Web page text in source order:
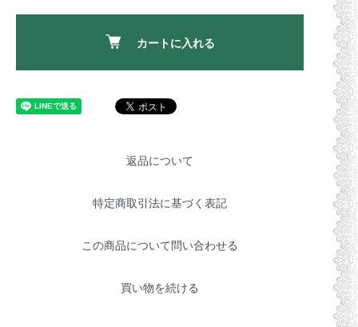
カートに入れる
返品について
特定商取引法に基づく表記
この商品について問い合わせる
買い物を続ける